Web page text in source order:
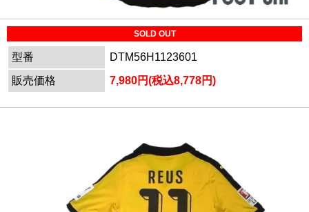
SOLD OUT
型番
DTM56H1123601
販売価格
7,980円(税込8,778円)